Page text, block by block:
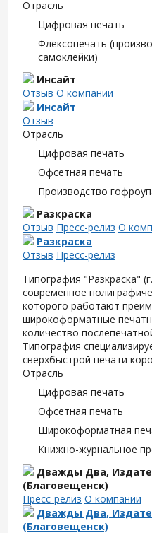
Отрасль
Цифровая печать
Флексопечать
самоклейки)
Инсайт
Отзыв О компании
Инсайт
Отзыв
Отрасль
Цифровая печать
Офсетная печать
Производство
Разкраска
Отзыв Пресс-релиз О
Разкраска
Отзыв Пресс-релиз
Типография "Разкраска"
современное
которого работают
широкоформатные
количество
Типография
сверхбыстрой печати
Отрасль
Цифровая печать
Офсетная печать
Широкоформатная
Книжно-журнальное
Дважды Два,
(Благовещенск)
Пресс-релиз О компании
Дважды Два,
(Благовещенск)